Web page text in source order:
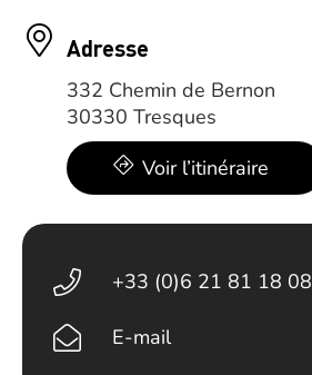
Adresse
332 Chemin de Bernon
30330 Tresques
Voir l’itinéraire
+33 (0)6 21 81 18 08
E-mail